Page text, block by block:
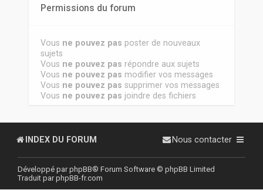
Permissions du forum
Vous ne pouvez pas poster de nouveaux
sujets
Vous ne pouvez pas répondre aux sujets
Vous ne pouvez pas modifier vos messages
Vous ne pouvez pas supprimer vos messages
Vous ne pouvez pas joindre des fichiers
INDEX DU FORUM Nous contacter
Développé parphpBB® Forum Software © phpBB Limited
Traduit parphpBB-fr.com